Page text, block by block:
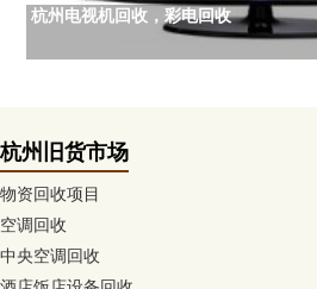
杭州电视机回收，彩电回收
杭州旧货市场
物资回收项目
空调回收
中央空调回收